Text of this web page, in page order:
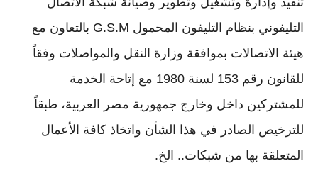
التليفوني بنظام التليفون المحمول G.S.M بالتعاون مع
هيئة الاتصالات بموافقة وزارة النقل والمواصلات وفقاً
للقانون رقم 153 لسنة 1980 مع إتاحة الخدمة
للمشتركين داخل وخارج جمهورية مصر العربية، طبقاً
للترخيص الصادر في هذا الشأن واتخاذ كافة الأعمال
المتعلقة بها من شبكات.. الخ.